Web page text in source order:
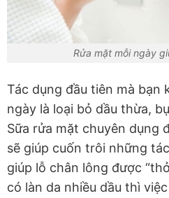
Rửa mặt mỗi ngày
Tác dụng đầu tiên mà bạn
ngày là loại bỏ dầu thừa,
Sữa rửa mặt chuyên dụng
sẽ giúp cuốn trôi những
giúp lỗ chân lông được
có làn da nhiều dầu thì